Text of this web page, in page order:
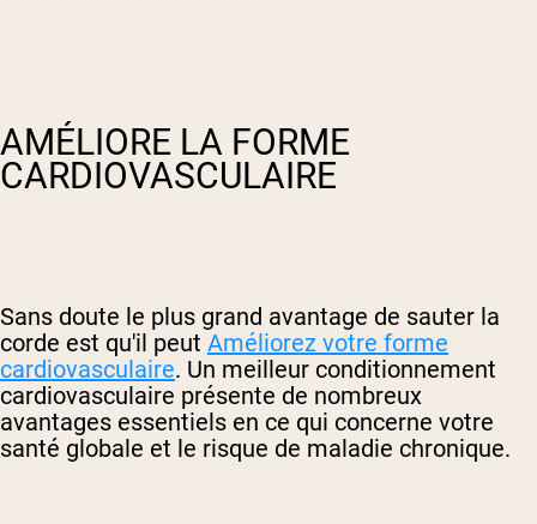
AMÉLIORE LA FORME
CARDIOVASCULAIRE
Sans doute le plus grand avantage de sauter la
corde est qu'il peut Améliorez votre forme
cardiovasculaire. Un meilleur conditionnement
cardiovasculaire présente de nombreux
avantages essentiels en ce qui concerne votre
santé globale et le risque de maladie chronique.